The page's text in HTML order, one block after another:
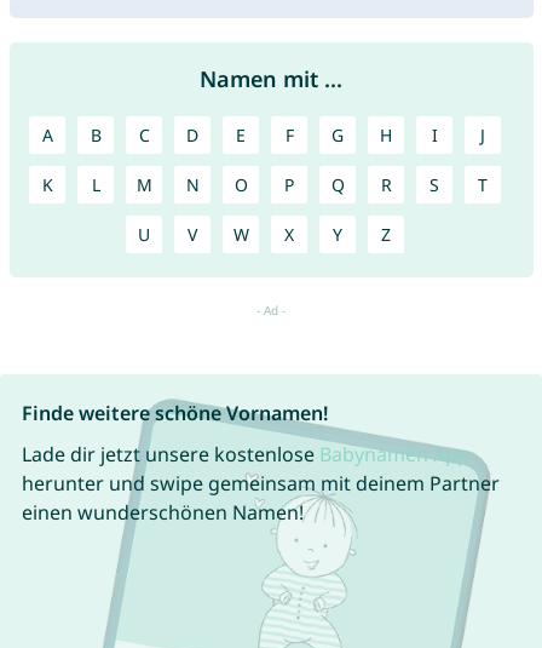
Namen mit ...
A B C D E F G H I J
K L M N O P Q R S T
U V W X Y Z
Finde weitere schöne Vornamen!
Lade dir jetzt unsere kostenlose Babynamen App
herunter und swipe gemeinsam mit deinem Partner
einen wunderschönen Namen!